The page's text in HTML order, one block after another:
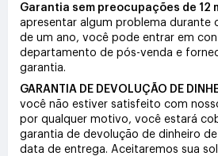
Garantia sem preocupações de 12
apresentar algum problema durante
de um ano, você pode entrar em
departamento de pós-venda e
garantia.
GARANTIA DE DEVOLUÇÃO DE
você não estiver satisfeito com
por qualquer motivo, você estará
garantia de devolução de dinheiro
data de entrega. Aceitaremos sua